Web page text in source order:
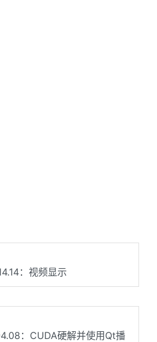
：视频显示
：CUDA硬解并使用Qt播